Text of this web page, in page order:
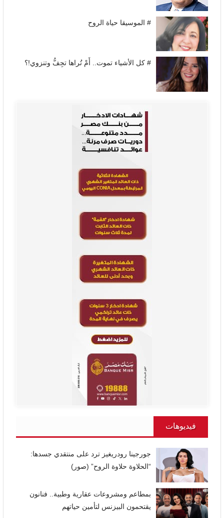
# الموسيقا حياة الروح
# كل الأشياء تموت.. أَمْ تُراها تجِفُّ وتنزوي!؟
فيديوهات
جورجينا رودريغيز ترد على منتقدي جسدها:
“الحلاوة حلاوة الروح” (صور)
بمطاعم ومشروعات عقارية وطبية.. فنانون
يقتحمون البيزنس لتأمين حياتهم